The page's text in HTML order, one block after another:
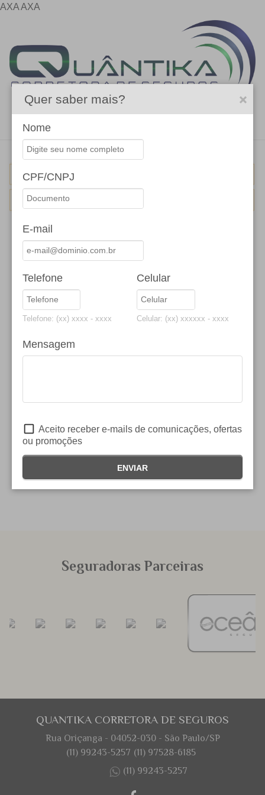
AXAAXA
Seguradoras Parceiras
QUANTIKA CORRETORA DE SEGUROS
Rua Oriçanga - 04052-030 - São Paulo/SP
(11) 99243-5257 (11) 97528-6185
(11) 99243-5257
Quer saber mais?
Nome
CPF/CNPJ
E-mail
Telefone
Telefone: (xx) xxxx - xxxx
Celular
Celular: (xx) xxxxxx - xxxx
Mensagem
Aceito receber e-mails de comunicações, ofertas
ou promoções
ENVIAR